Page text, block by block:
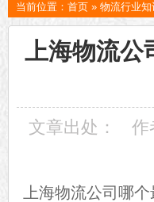
当前位置： 首页 » 物流行业知
上海物流公
文章出处： 作
上海物流公司 哪